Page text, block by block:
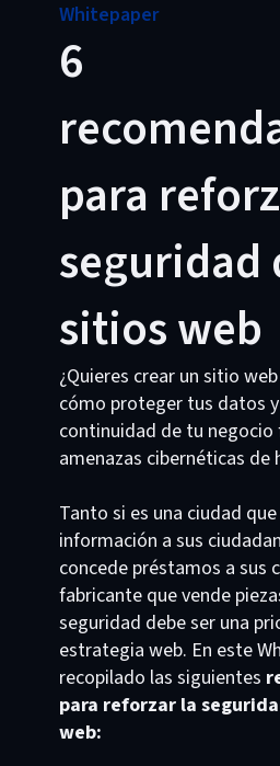
Whitepaper
6
para
seguridad
sitios web
¿Quieres crear un sitio
cómo proteger tus datos
continuidad de tu negocio
amenazas cibernéticas de
Tanto si es una ciudad
información a sus
concede préstamos a sus
fabricante que vende
seguridad debe ser una
estrategia web. En este
recopilado las siguientes
para reforzar la
web: